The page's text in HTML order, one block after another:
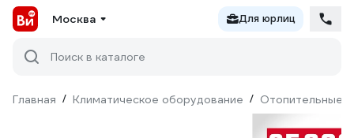
Москва Для юрлиц
Поиск в каталоге
Главная / Климатическое оборудование / Отопительные